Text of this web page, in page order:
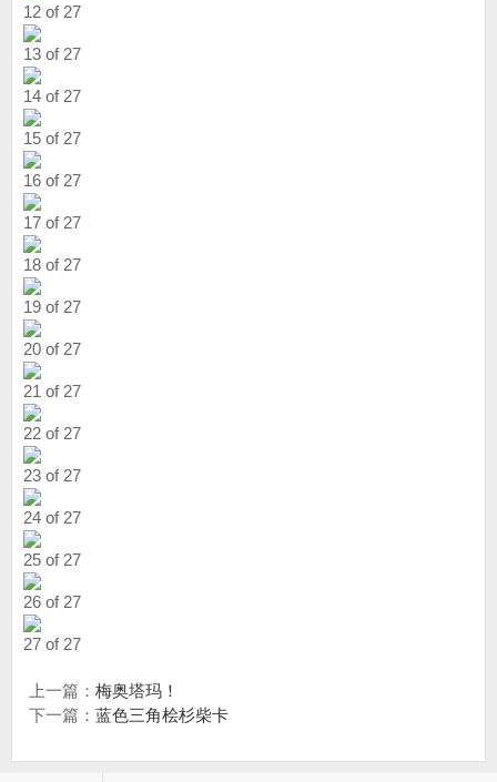
12 of 27
13 of 27
14 of 27
15 of 27
16 of 27
17 of 27
18 of 27
19 of 27
20 of 27
21 of 27
22 of 27
23 of 27
24 of 27
25 of 27
26 of 27
27 of 27
上一篇： 梅奥塔玛！
下一篇： 蓝色三角桧杉柴卡